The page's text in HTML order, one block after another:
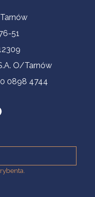
51
O/Tarnów
0898 4744